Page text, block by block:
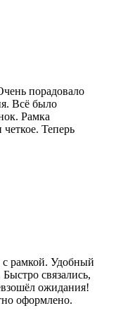
порадовало
Всё было
Рамка
Теперь
рамкой. Удобный
связались,
ожидания!
оформлено.